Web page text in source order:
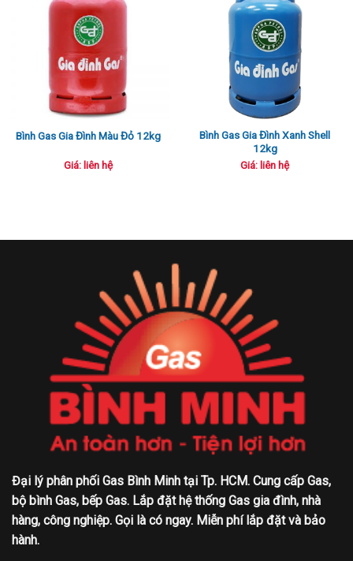
Bình Gas Gia Đình Màu Đỏ 12kg
Giá: liên hệ
Bình Gas Gia Đình Xanh Shell
12kg
Giá: liên hệ
Đại lý phân phối Gas Bình Minh tại Tp. HCM. Cung cấp Gas,
bộ bình Gas, bếp Gas. Lắp đặt hệ thống Gas gia đình, nhà
hàng, công nghiệp. Gọi là có ngay. Miễn phí lắp đặt và bảo
hành.